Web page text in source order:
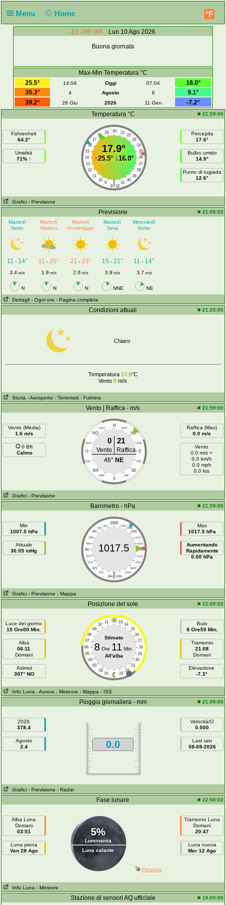
Menu Home °F
22:00:06 Lun 10 Ago 2026
Buona giornata
Max-Min Temperatura °C
25.5°
14:04 Oggi 07:04
16.0°
35.3°
4 Agosto 8
9.1°
39.2°
26 Giu 2026 11 Gen
-7.2°
Temperatura °C
21:59:00
Fahrenheit
64.2°
Umidità
71% ↑
20
19 21
18
22
17
23
16
24
15
25
14
26
13
27
12
28
11
29
10
30
9 31
|
8 32
17.9°
↑25.5°↓16.0°
Percepita
17.6°
Bulbo umido
14.9°
Punto di rugiada
12.6°
Grafici - Previsione
Previsione
21:05:02
Martedì
Notte
Martedì
Mattina
Martedì
Pomeriggio
Martedì
Sera
Mercoledì
Notte
11 - 14° 11 -20° 21 - 23° 15- 21° 11 - 14°
3.4 m/s 1.9 m/s 2.6 m/s 3.9 m/s 3.7 m/s
N N N NNE NE
Dettagli - Ogni ora - Pagina completa
Condizioni attuali 21:25:00
Chiaro
Temperatura 17.9°C
Vento 0 m/s
Storia - Aeroporto - Terremoti - Fulmine
Vento | Raffica - m/s 21:59:00
Vento (Media)
1.6 m/s
0 Bft
Calmo
N
NNO NNE
NO NE
ONO ENE
O E
OSO ESE
SW SE
SSW SSE
S
0 21
Vento
Raffica
46° NE
Raffica (Max)
0.0 m/s
Vento
0.0 m/s =
0.0 km/h
0.0 mph
0.0 kts
Grafici - Previsione
Barometro - hPa 21:59:00
Min
1007.0 hPa
Attuale
30.05 inHg
1000
997 1003
994
1006
991
1009
988
1012
985
1015
982
1018
979
1021
976
1024
973
1027
970
1030
|
964 1036
1017.5
Max
1017.5 hPa
Aumentando
Rapidamente
0.00 hPa
Grafici - Previsione - Mappa
Posizione del sole 22:00:02
Luce del giorno
15 Ore00 Min.
Alba
06:11
Domani
Azimut
307° NO
11 13
10
14
09
15
08
16
07
17
06
18
05
19
04
20
03
21
02
22
01 23
Stimato
8 Ore 11 Min.
All'alba
Buio
8 Ore59 Min.
Tramonto
21:08
Domani
Elevazione
-7.3°
Info Luna - Aurora - Meteore - Mappa - ISS
Pioggia giornaliera - mm 21:59:00
2026
378.4
Agosto
2.4
0.0
Velocità/O
0.000
Last rain
08-08-2026
Grafici - Previsione - Radar
Fase lunare 22:00:02
Alba Luna
Domani
03:51
Luna piena
Ven 28 Ago
5%
Luminanza
Luna calante
Tramonto Luna
Domani
20:47
Luna nuova
Mer 12 Ago
Perseids
Info Luna - Meteore
Stazione di sensori AQ ufficiale 19:00:00